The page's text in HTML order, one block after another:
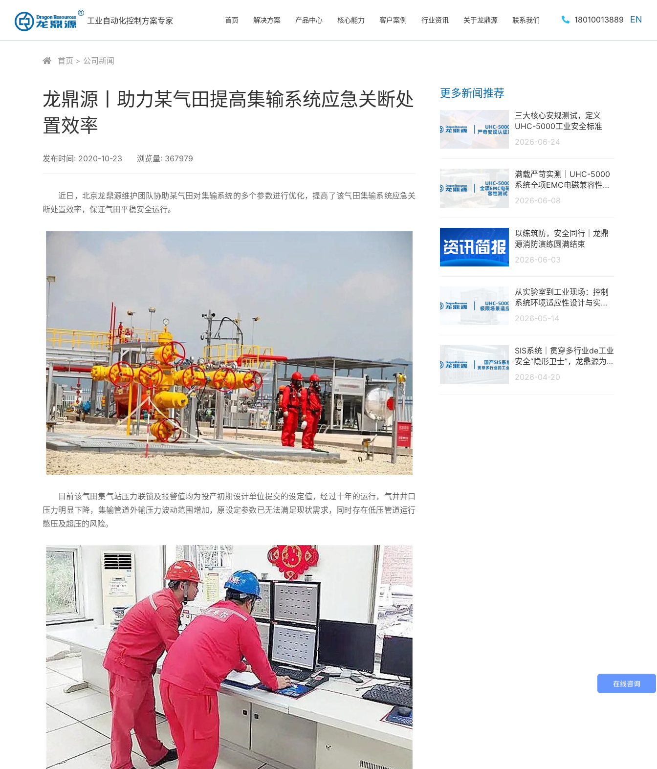
工业自动化控制方案专家 首页 解决方案 产品中心 核心能力 客户案例 行业资讯 关于龙鼎源 联系我们 18010013889 EN
首页 公司新闻
龙鼎源丨助力某气田提高集输系统应急关断处
置效率
发布时间: 2020-10-23 浏览量: 367979
近日，北京龙鼎源维护团队协助某气田对集输系统的多个参数进行优化，提高了该气田集输系统应急关
断处置效率，保证气田平稳安全运行。
目前该气田集气站压力联锁及报警值均为投产初期设计单位提交的设定值，经过十年的运行，气井井口
压力明显下降，集输管道外输压力波动范围增加，原设定参数已无法满足现状需求，同时存在低压管道运行
憋压及超压的风险。
更多新闻推荐
三大核心安规测试，定义
UHC-5000工业安全标准
2026-06-24
满载严苛实测｜UHC-5000
系统全项EMC电磁兼容性测
试报告
2026-06-08
以练筑防，安全同行｜龙鼎
源消防演练圆满结束
2026-06-03
从实验室到工业现场：控制
系统环境适应性设计与实测
分析
2026-05-14
SIS系统｜贯穿多行业de工业
安全“隐形卫士”，龙鼎源为
生产保驾护航
2026-04-20